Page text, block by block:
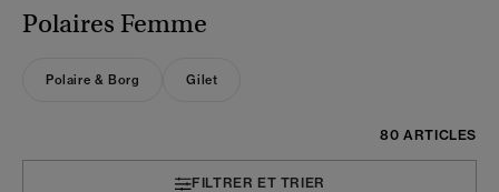
Polaires Femme
Polaire & Borg Gilet
80 ARTICLES
FILTRER ET TRIER